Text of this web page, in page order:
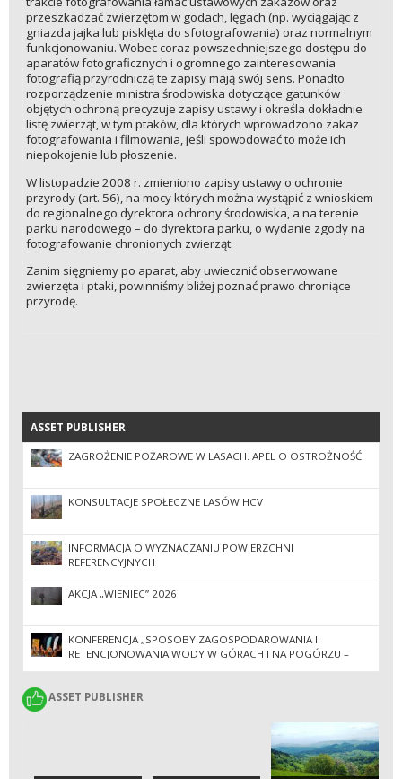
przeszkadzać zwierzętom w godach, lęgach (np. wyciągając z
gniazda jajka lub pisklęta do sfotografowania) oraz normalnym
funkcjonowaniu. Wobec coraz powszechniejszego dostępu do
aparatów fotograficznych i ogromnego zainteresowania
fotografią przyrodniczą te zapisy mają swój sens. Ponadto
rozporządzenie ministra środowiska dotyczące gatunków
objętych ochroną precyzuje zapisy ustawy i określa dokładnie
listę zwierząt, w tym ptaków, dla których wprowadzono zakaz
fotografowania i filmowania, jeśli spowodować to może ich
niepokojenie lub płoszenie.
W listopadzie 2008 r. zmieniono zapisy ustawy o ochronie
przyrody (art. 56), na mocy których można wystąpić z wnioskiem
do regionalnego dyrektora ochrony środowiska, a na terenie
parku narodowego – do dyrektora parku, o wydanie zgody na
fotografowanie chronionych zwierząt.
Zanim sięgniemy po aparat, aby uwiecznić obserwowane
zwierzęta i ptaki, powinniśmy bliżej poznać prawo chroniące
przyrodę.
ASSET PUBLISHER
ASSET PUBLISHER
ZAGROŻENIE POŻAROWE W LASACH. APEL O OSTROŻNOŚĆ
KONSULTACJE SPOŁECZNE LASÓW HCV
INFORMACJA O WYZNACZANIU POWIERZCHNI
REFERENCYJNYCH
AKCJA „WIENIEC” 2026
KONFERENCJA „SPOSOBY ZAGOSPODAROWANIA I
RETENCJONOWANIA WODY W GÓRACH I NA POGÓRZU –
ASSET PUBLISHER
ASSET PUBLISHER